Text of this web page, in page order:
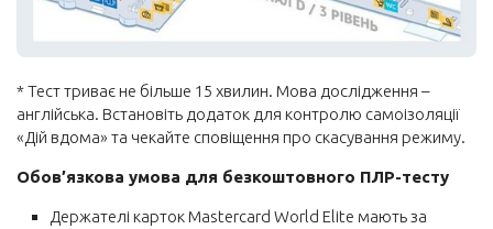
* Тест триває не більше 15 хвилин. Мова дослідження –
англійська. Встановіть додаток для контролю самоізоляції
«Дій вдома» та чекайте сповіщення про скасування режиму.
Обов’язкова умова для безкоштовного ПЛР-тесту
Держателі карток Mastercard World Elite мають за